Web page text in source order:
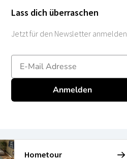
Lass dich überraschen
Jetzt für den Newsletter anmelden
E-mailadres
Anmelden
Hometour